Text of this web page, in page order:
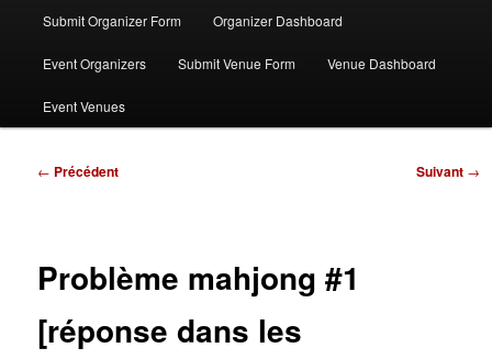
Submit Organizer Form Organizer Dashboard
Event Organizers Submit Venue Form Venue Dashboard
Event Venues
Navigation
← Précédent Suivant →
Problème mahjong #1
[réponse dans les